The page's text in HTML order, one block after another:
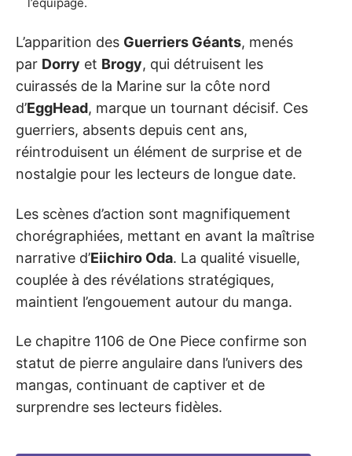
L’apparition des Guerriers Géants, menés
par Dorry et Brogy, qui détruisent les
cuirassés de la Marine sur la côte nord
d’EggHead, marque un tournant décisif. Ces
guerriers, absents depuis cent ans,
réintroduisent un élément de surprise et de
nostalgie pour les lecteurs de longue date.
Les scènes d’action sont magnifiquement
chorégraphiées, mettant en avant la maîtrise
narrative d’Eiichiro Oda. La qualité visuelle,
couplée à des révélations stratégiques,
maintient l’engouement autour du manga.
Le chapitre 1106 de One Piece confirme son
statut de pierre angulaire dans l’univers des
mangas, continuant de captiver et de
surprendre ses lecteurs fidèles.